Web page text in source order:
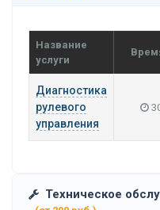
Название
услуги
Диагностика
рулевого
управления
Техническое